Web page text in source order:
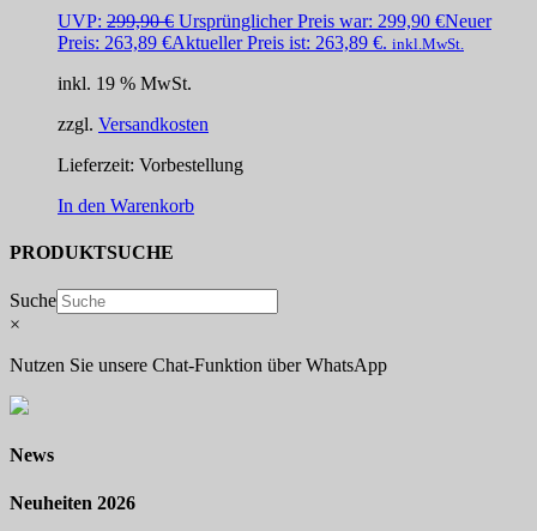
UVP: 299,90€ Ursprünglicher Preis war: 299,90 €Neuer
Preis: 263,89 €Aktueller Preis ist: 263,89 €. inkl.MwSt.
inkl. 19 % MwSt.
zzgl. Versandkosten
Lieferzeit: Vorbestellung
In den Warenkorb
PRODUKTSUCHE
Suche
×
Nutzen Sie unsere Chat-Funktion über WhatsApp
News
Neuheiten 2026